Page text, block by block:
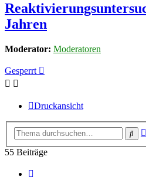
Jahren
Moderator: Moderatoren
Gesperrt
Druckansicht
55 Beiträge